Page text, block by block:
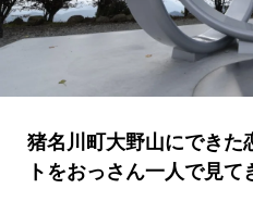
猪名川町大野山にできた
トをおっさん一人で見て